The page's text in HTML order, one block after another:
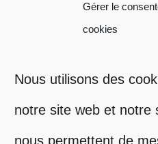
Gérer le
cookies
Nous utilisons des
notre site web et notre
nous permettent de
charge